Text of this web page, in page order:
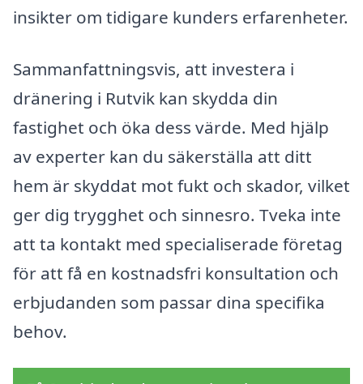
insikter om tidigare kunders erfarenheter.
Sammanfattningsvis, att investera i
dränering i Rutvik kan skydda din
fastighet och öka dess värde. Med hjälp
av experter kan du säkerställa att ditt
hem är skyddat mot fukt och skador, vilket
ger dig trygghet och sinnesro. Tveka inte
att ta kontakt med specialiserade företag
för att få en kostnadsfri konsultation och
erbjudanden som passar dina specifika
behov.